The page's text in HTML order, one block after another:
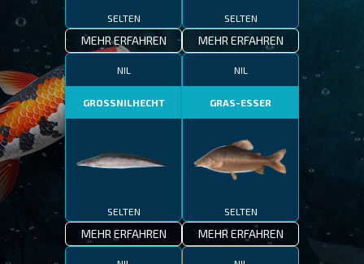
SELTEN
MEHR ERFAHREN
SELTEN
MEHR ERFAHREN
NIL
GROSSNILHECHT
SELTEN
MEHR ERFAHREN
NIL
GRAS-ESSER
SELTEN
MEHR ERFAHREN